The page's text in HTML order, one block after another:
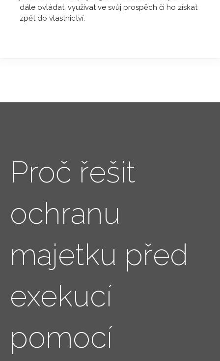
dále ovládat, využívat ve svůj prospěch či ho získat
zpět do vlastnictví.
Proč řešit
ochranu
majetku před
exekucí
pomocí